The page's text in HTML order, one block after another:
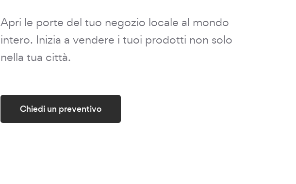
Apri le porte del tuo negozio locale al mondo
intero. Inizia a vendere i tuoi prodotti non solo
nella tua città.
Chiedi un preventivo